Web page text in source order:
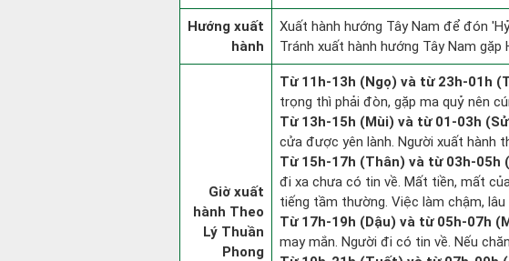
Hướng xuất
hành
Xuất hành hướng Tây Nam để đón
Tránh xuất hành hướng Tây Nam gặp
Giờ xuất
hành Theo
Lý Thuần
Phong
Từ 11h-13h (Ngọ) và từ 23h-01h
trọng thì phải đòn, gặp ma quỷ nên
Từ 13h-15h (Mùi) và từ 01-03h
cửa được yên lành. Người xuất hành
Từ 15h-17h (Thân) và từ 03h-05h
đi xa chưa có tin về. Mất tiền, mất
tiếng tầm thường. Việc làm chậm,
Từ 17h-19h (Dậu) và từ 05h-07h
may mắn. Người đi có tin về. Nếu